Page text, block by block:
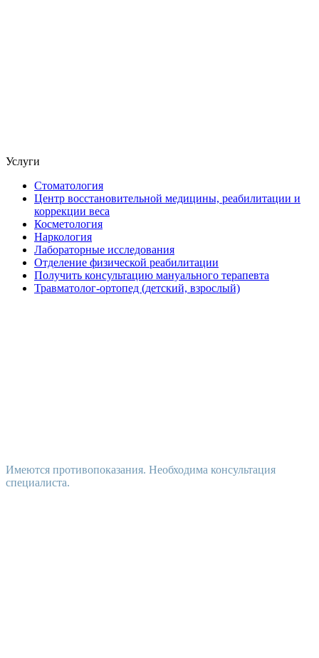
Услуги
Стоматология
Центр восстановительной медицины, реабилитации и
коррекции веса
Косметология
Наркология
Лабораторные исследования
Отделение физической реабилитации
Получить консультацию мануального терапевта
Травматолог-ортопед (детский, взрослый)
Имеются противопоказания. Необходима консультация
специалиста.